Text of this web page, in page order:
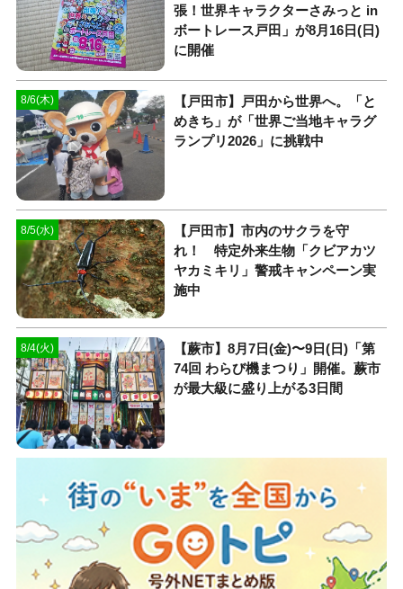
張！世界キャラクターさみっと in
ボートレース戸田」が8月16日(日)
に開催
8/6(木)
【戸田市】戸田から世界へ。「と
めきち」が「世界ご当地キャラグ
ランプリ2026」に挑戦中
8/5(水)
【戸田市】市内のサクラを守
れ！ 特定外来生物「クビアカツ
ヤカミキリ」警戒キャンペーン実
施中
8/4(火)
【蕨市】8月7日(金)〜9日(日)「第
74回 わらび機まつり」開催。蕨市
が最大級に盛り上がる3日間